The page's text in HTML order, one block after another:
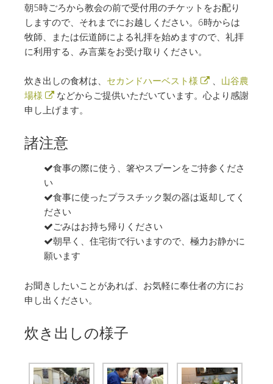
朝5時ごろから教会の前で受付用のチケットをお配り
しますので、それまでにお越しください。6時からは
牧師、または伝道師による礼拝を始めますので、礼拝
に利用する、み言葉をお受け取りください。
炊き出しの食材は、 セカンドハーベスト様
山谷農
場様
などからご提供いただいています。心より感謝
申し上げます。
諸注意
食事の際に使う、箸やスプーンをご持参くださ
い
食事に使ったプラスチック製の器は返却してく
ださい
ごみはお持ち帰りください
朝早く、住宅街で行いますので、極力お静かに
願います
お聞きしたいことがあれば、お気軽に奉仕者の方にお
申し出ください。
炊き出しの様子